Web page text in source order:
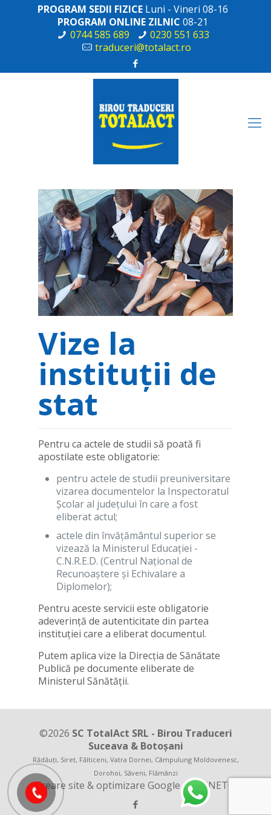
PROGRAM SEDII FIZICELuni - Vineri 08-16
PROGRAM ONLINE ZILNIC 08-21
0744 585 689
0230 551 633
traduceri@totalact.ro
Vize la
instituții de
stat
Pentru ca actele de studii să poată fi
apostilate este obligatorie:
pentru actele de studii preuniversitare
vizarea documentelor la Inspectoratul
Școlar al județului în care a fost
eliberat actul;
actele din învățământul superior se
vizează la Ministerul Educației -
C.N.R.E.D. (Centrul Național de
Recunoaștere și Echivalare a
Diplomelor);
Pentru aceste servicii este obligatorie
adeverință de autenticitate din partea
instituției care a eliberat documentul.
Putem aplica vize la Direcția de Sănătate
Publică pe documente eliberate de
Ministerul Sănătății.
©2026 SC TotalAct SRL - Birou Traduceri
Suceava & Botoșani
Rădăuţi, Siret, Fălticeni, Vatra Dornei, Câmpulung Moldovenesc,
Dorohoi, Săveni, Flămânzi
Creare site & optimizare Google -SANNET®